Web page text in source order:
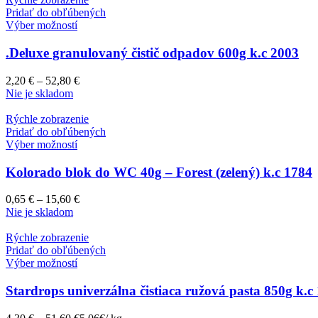
Pridať do obľúbených
Výber možností
.Deluxe granulovaný čistič odpadov 600g k.c 2003
2,20 € – 52,80 €
Nie je skladom
Rýchle zobrazenie
Pridať do obľúbených
Výber možností
Kolorado blok do WC 40g – Forest (zelený) k.c 1784
0,65 € – 15,60 €
Nie je skladom
Rýchle zobrazenie
Pridať do obľúbených
Výber možností
Stardrops univerzálna čistiaca ružová pasta 850g k.c